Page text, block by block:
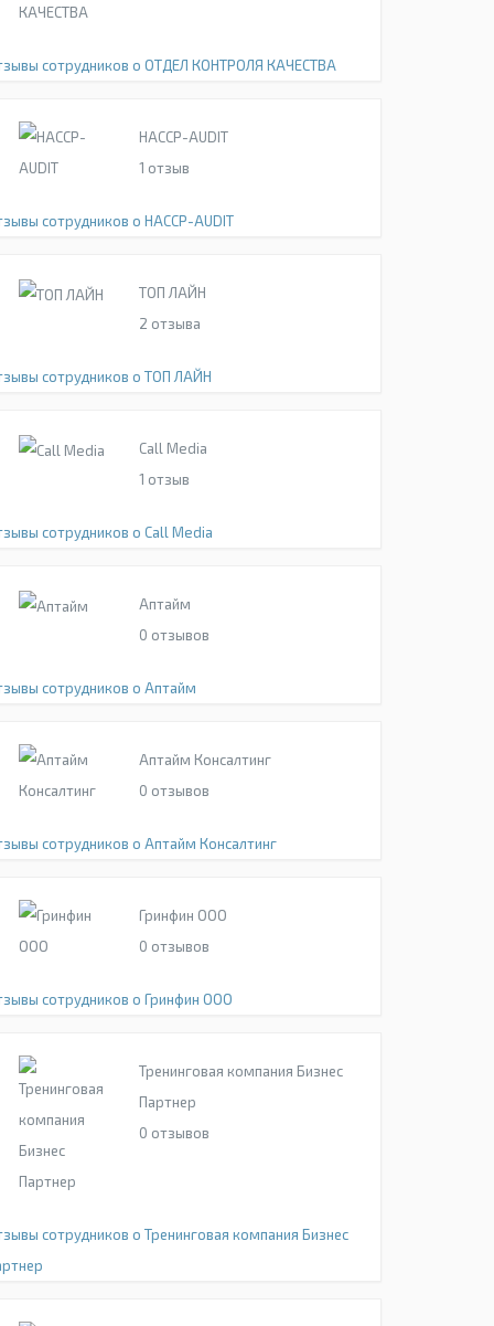
сотрудников о ОТДЕЛ КОНТРОЛЯ КАЧЕСТВА
HACCP-AUDIT
1 отзыв
сотрудников о HACCP-AUDIT
ТОП ЛАЙН
2 отзыва
сотрудников о ТОП ЛАЙН
Call Media
1 отзыв
сотрудников о Call Media
Аптайм
0 отзывов
сотрудников о Аптайм
Аптайм Консалтинг
0 отзывов
сотрудников о Аптайм Консалтинг
Гринфин ООО
0 отзывов
сотрудников о Гринфин ООО
Тренинговая компания Бизнес
Партнер
0 отзывов
сотрудников о Тренинговая компания Бизнес